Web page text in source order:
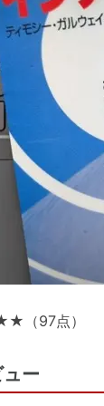
（97点）
ー